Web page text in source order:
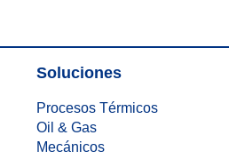
Soluciones
Procesos Térmicos
Oil & Gas
Mecánicos